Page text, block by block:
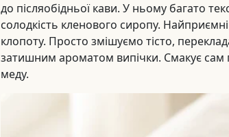
до післяобідньої кави. У ньому багато
солодкість кленового сиропу.
клопоту. Просто змішуємо тісто,
затишним ароматом випічки. Смакує
меду.